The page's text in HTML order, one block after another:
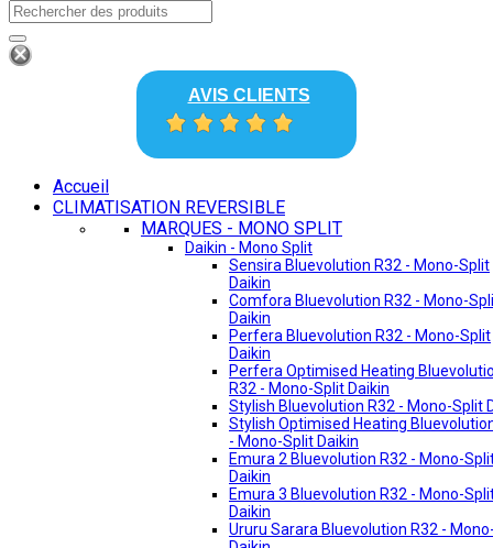
AVIS CLIENTS
Accueil
CLIMATISATION REVERSIBLE
MARQUES - MONO SPLIT
Daikin - Mono Split
Sensira Bluevolution R32 - Mono-Split
Daikin
Comfora Bluevolution R32 - Mono-
Daikin
Perfera Bluevolution R32 - Mono-Split
Daikin
Perfera Optimised Heating
R32 - Mono-Split Daikin
Stylish Bluevolution R32 - Mono-Split
Stylish Optimised Heating
- Mono-Split Daikin
Emura 2 Bluevolution R32 - Mono-
Daikin
Emura 3 Bluevolution R32 - Mono-
Daikin
Ururu Sarara Bluevolution R32 -